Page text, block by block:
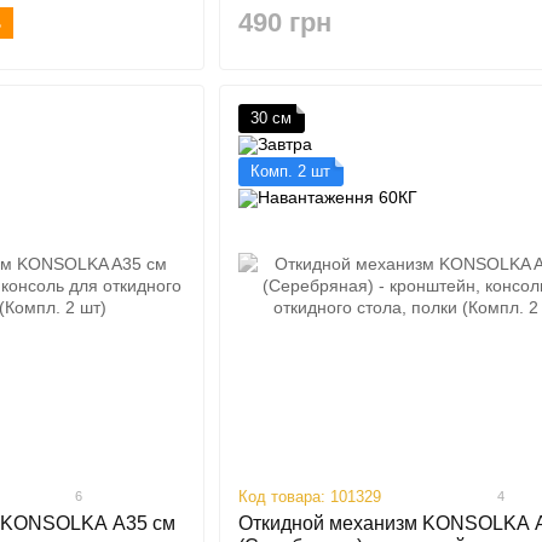
(Компл. 2 шт)
490 грн
6
A35 см
30 см
Комп. 2 шт
Код товара: 101329 4
Откидной механизм KONSOLKA